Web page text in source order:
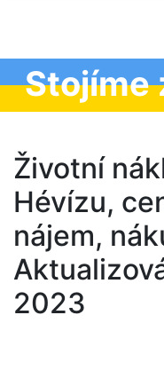
Stojíme
Životní
Hévízu,
nájem,
2023